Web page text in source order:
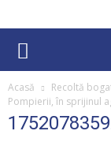
Acasă
Recoltă
Pompierii, în sprijinul